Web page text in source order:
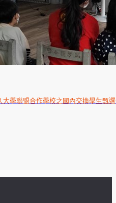
大學聯盟合作學校之國內交換學生甄